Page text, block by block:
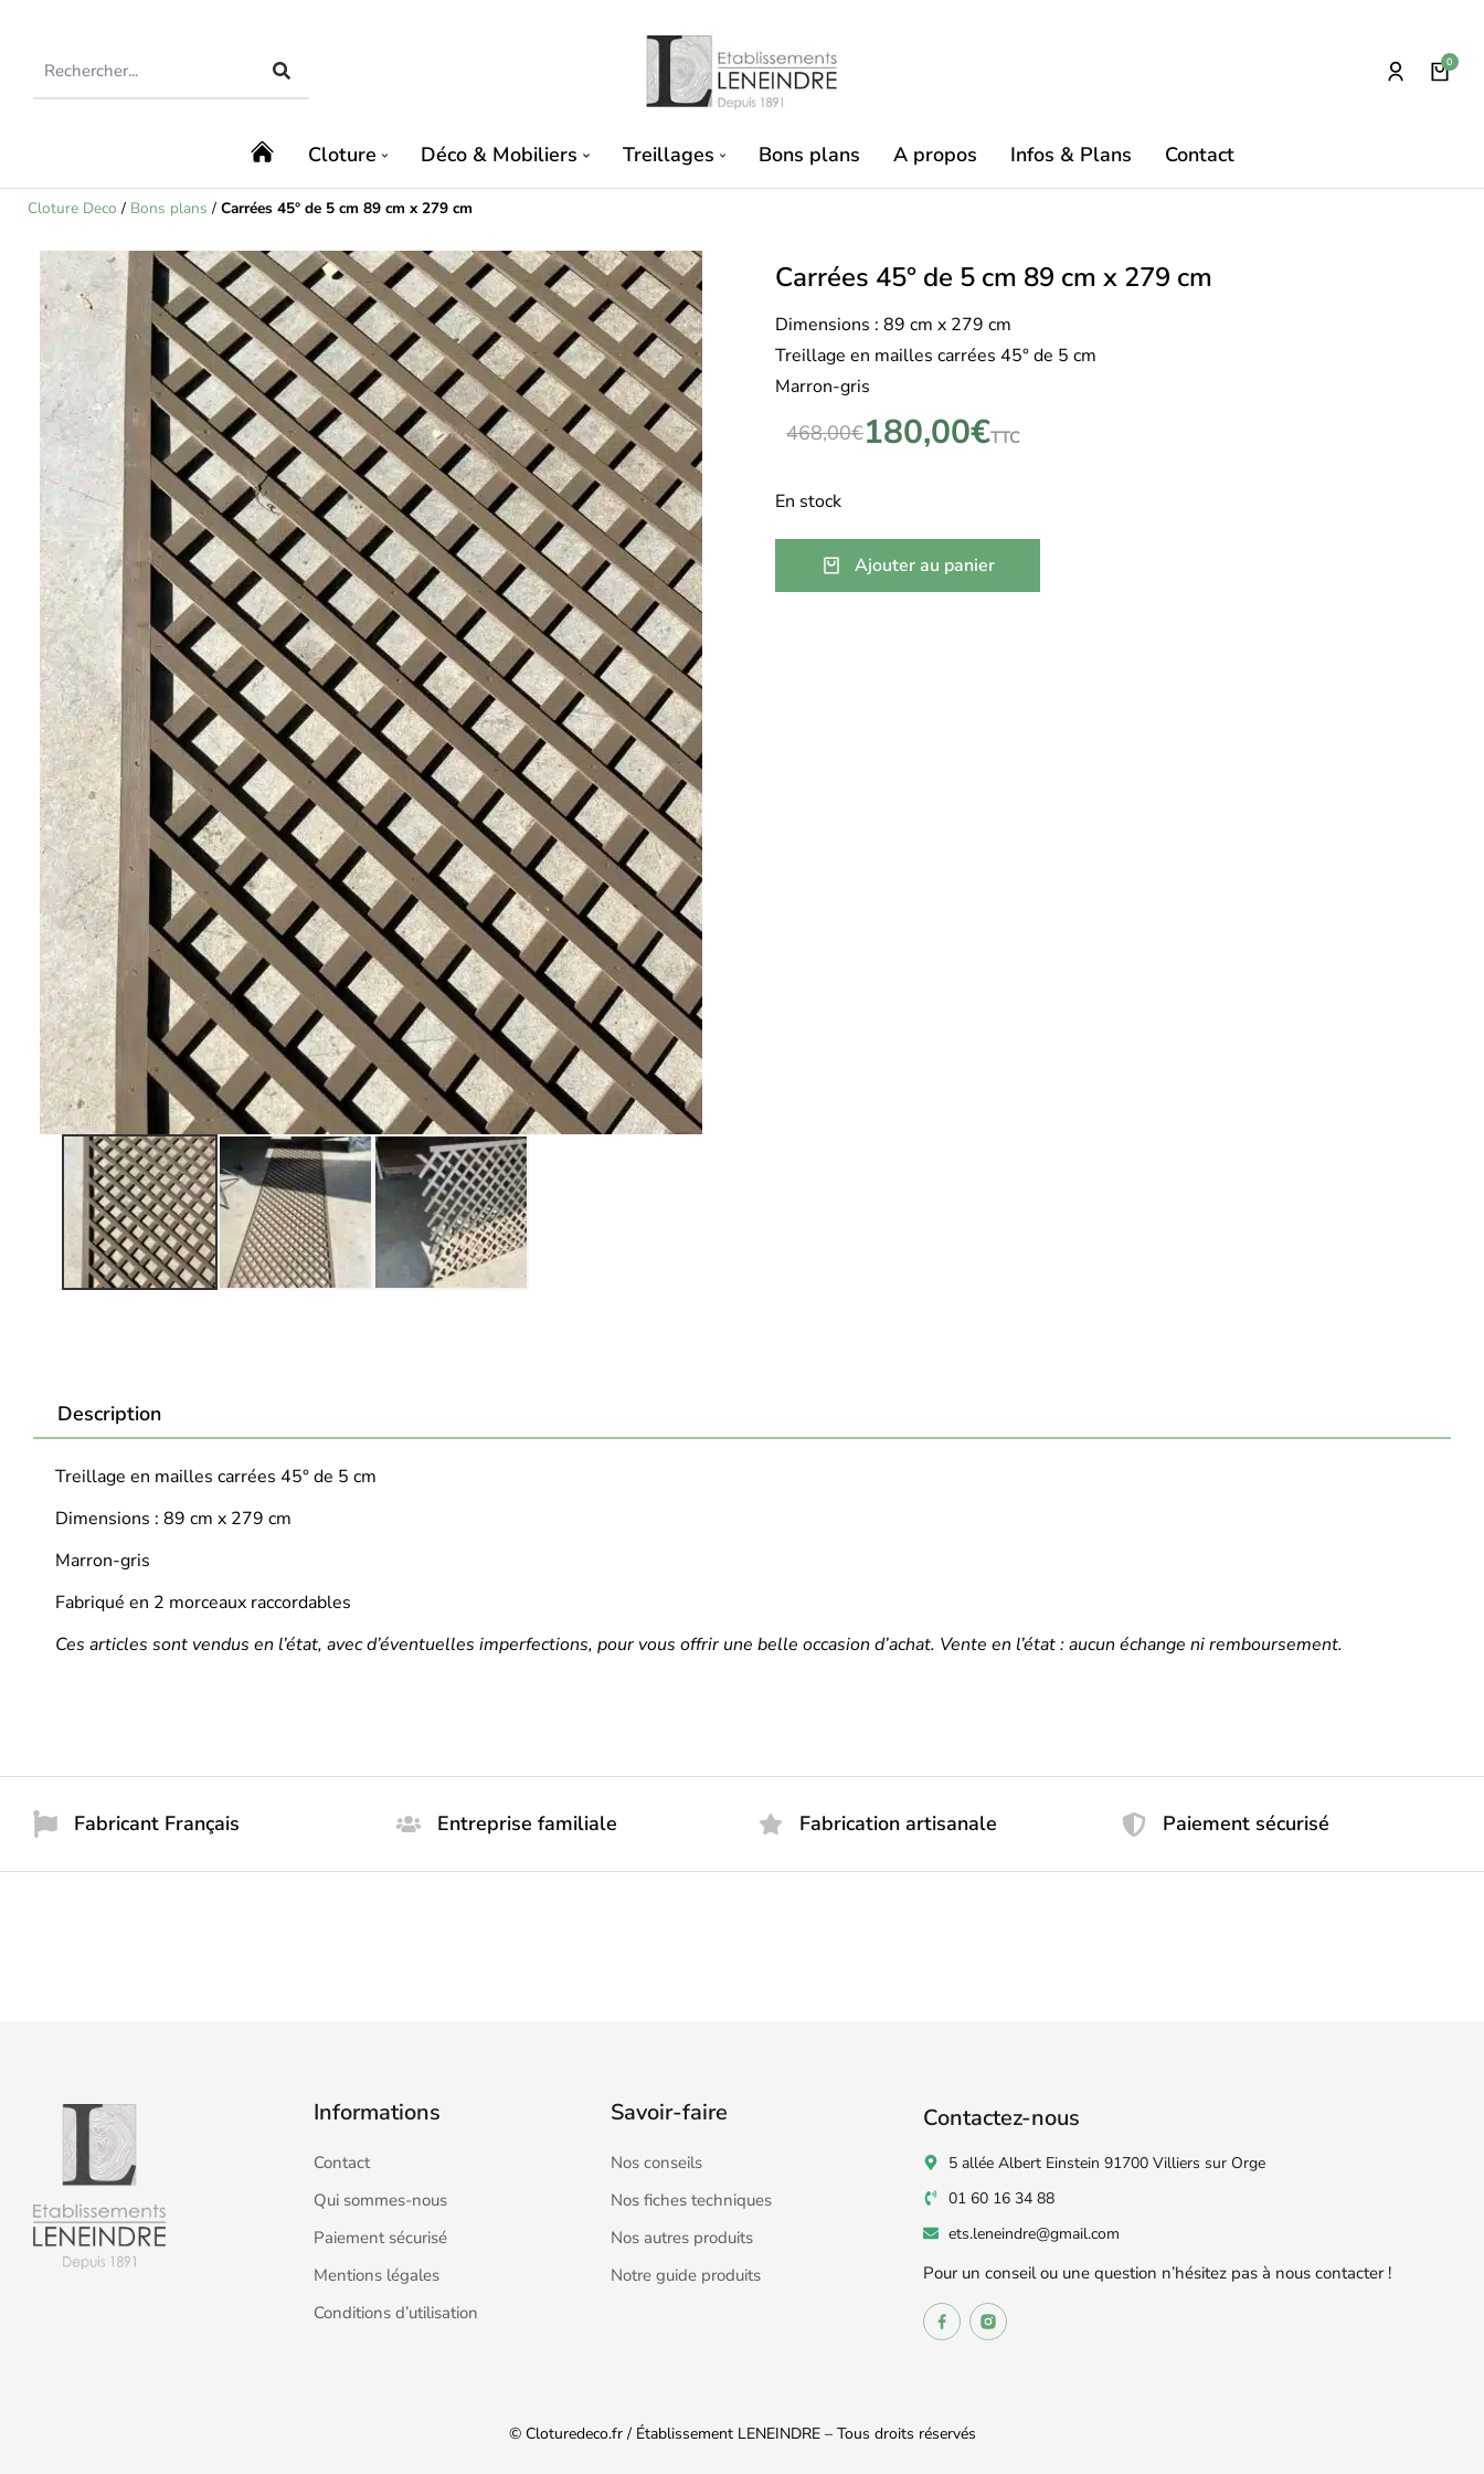
Cloture Déco & Mobiliers Treillages Bons plans A propos Infos & Plans Contact
Cloture Deco / Bons plans / Carrées 45° de 5 cm 89 cm x 279 cm
Carrées 45° de 5 cm 89 cm x 279 cm
Dimensions : 89 cm x 279 cm
Treillage en mailles carrées 45° de 5 cm
Marron-gris
468,00€180,00€TTC
En stock
Ajouter au panier
Description
Treillage en mailles carrées 45° de 5 cm
Dimensions : 89 cm x 279 cm
Marron-gris
Fabriqué en 2 morceaux raccordables
Ces articles sont vendus en l’état, avec d’éventuelles imperfections, pour vous offrir une belle occasion d’achat. Vente en l’état : aucun échange ni remboursement.
Fabricant Français Entreprise familiale Fabrication artisanale Paiement sécurisé
Informations
Contact
Qui sommes-nous
Paiement sécurisé
Mentions légales
Conditions d’utilisation
Savoir-faire
Nos conseils
Nos fiches techniques
Nos autres produits
Notre guide produits
Contactez-nous
5 allée Albert Einstein 91700 Villiers sur Orge
01 60 16 34 88
ets.leneindre@gmail.com
Pour un conseil ou une question n’hésitez pas à nous contacter !
© Cloturedeco.fr / Établissement LENEINDRE – Tous droits réservés